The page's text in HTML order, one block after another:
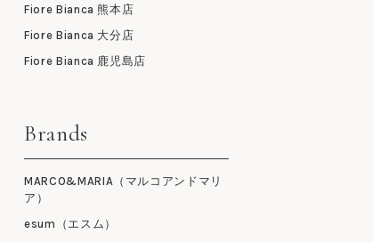
Fiore Bianca 熊本店
Fiore Bianca 大分店
Fiore Bianca 鹿児島店
Brands
MARCO&MARIA（マルコアンドマリ
ア）
esum（エスム）